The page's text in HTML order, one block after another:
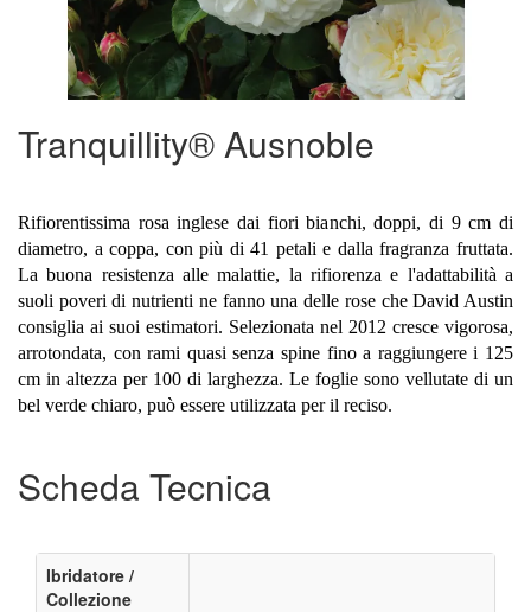
Tranquillity® Ausnoble
Rifiorentissima rosa inglese dai fiori bianchi, doppi, di 9 cm di
diametro, a coppa, con più di 41 petali e dalla fragranza fruttata.
La buona resistenza alle malattie, la rifiorenza e l'adattabilità a
suoli poveri di nutrienti ne fanno una delle rose che David Austin
consiglia ai suoi estimatori. Selezionata nel 2012 cresce vigorosa,
arrotondata, con rami quasi senza spine fino a raggiungere i 125
cm in altezza per 100 di larghezza. Le foglie sono vellutate di un
bel verde chiaro, può essere utilizzata per il reciso.
Scheda Tecnica
Ibridatore /
Collezione